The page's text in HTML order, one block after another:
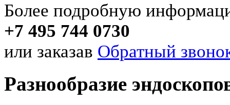
Более подробную
+7 495 744 0730
или заказав Обратный
Разнообразие